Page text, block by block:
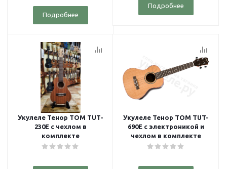
Подробнее
Подробнее
Укулеле Тенор TOM TUT-
230E с чехлом в
комплекте
Укулеле Тенор TOM TUT-
690E с электроникой и
чехлом в комплекте